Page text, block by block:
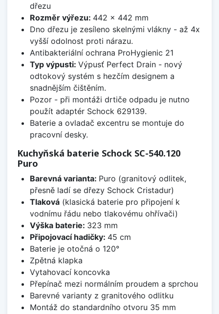
dřezu
Rozměr výřezu: 442 x 442 mm
Dno dřezu je zesíleno skelnými vlákny - až 4x
vyšší odolnost proti nárazu.
Antibakteriální ochrana ProHygienic 21
Typ výpusti: Výpusť Perfect Drain - nový
odtokový systém s hezčím designem a
snadnějším čištěním.
Pozor - při montáži drtiče odpadu je nutno
použít adaptér Schock 629139.
Baterie a ovladač excentru se montuje do
pracovní desky.
Kuchyňská baterie Schock SC-540.120
Puro
Barevná varianta: Puro (granitový odlitek,
přesně ladí se dřezy Schock Cristadur)
Tlaková(klasická baterie pro připojení k
vodnímu řádu nebo tlakovému ohřívači)
Výška baterie: 323 mm
Připojovací hadičky: 45 cm
Baterie je otočná o 120°
Zpětná klapka
Vytahovací koncovka
Přepínač mezi normálním proudem a sprchou
Barevné varianty z granitového odlitku
Montáž do standardního otvoru 35 mm